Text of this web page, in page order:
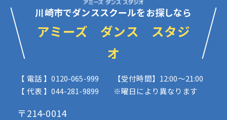
川崎市でダンススクールをお探しなら
アミーズ ダンス スタジ
オ
【 電話 】0120-065-999
【 代表 】044-281-9899
【受付時間】12:00〜21:00
※曜日により異なります
〒214-0014